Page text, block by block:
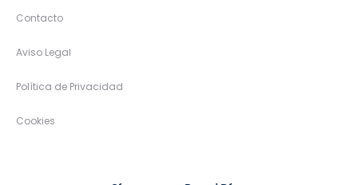
Contacto
Aviso Legal
Política de Privacidad
Cookies